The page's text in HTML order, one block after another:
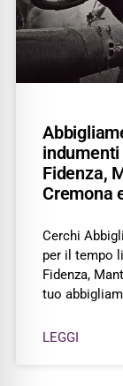
Fidenza,
Cremona
Cerchi
per il tempo
Fidenza,
tuo
LEGGI